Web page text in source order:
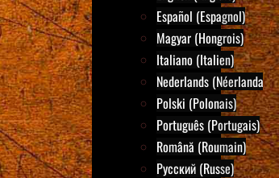
Español (Espagnol)
Magyar (Hongrois)
Italiano (Italien)
Nederlands (Néerlandais)
Polski (Polonais)
Português (Portugais)
Română (Roumain)
Русский (Russe)